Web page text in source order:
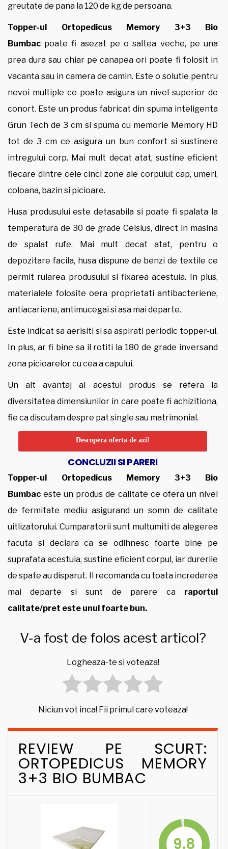
greutate de pana la 120 de kg de persoana.
Topper-ul Ortopedicus Memory 3+3 Bio
Bumbac poate fi asezat pe o saltea veche, pe una
prea dura sau chiar pe canapea ori poate fi folosit in
vacanta sau in camera de camin. Este o solutie pentru
nevoi multiple ce poate asigura un nivel superior de
conort. Este un produs fabricat din spuma inteligenta
Grun Tech de 3 cm si spuma cu memorie Memory HD
tot de 3 cm ce asigura un bun confort si sustinere
intregului corp. Mai mult decat atat, sustine eficient
fiecare dintre cele cinci zone ale corpului: cap, umeri,
coloana, bazin si picioare.
Husa produsului este detasabila si poate fi spalata la
temperatura de 30 de grade Celsius, direct in masina
de spalat rufe. Mai mult decat atat, pentru o
depozitare facila, husa dispune de benzi de textile ce
permit rularea produsului si fixarea acestuia. In plus,
materialele folosite oera proprietati antibacteriene,
antiacariene, antimucegai si asa mai departe.
Este indicat sa aerisiti si sa aspirati periodic topper-ul.
In plus, ar fi bine sa il rotiti la 180 de grade inversand
zona picioarelor cu cea a capului.
Un alt avantaj al acestui produs se refera la
diversitatea dimensiunilor in care poate fi achizitiona,
fie ca discutam despre pat single sau matrimonial.
Descopera oferta de azi!
CONCLUZII SI PARERI
Topper-ul Ortopedicus Memory 3+3 Bio
Bumbaceste un produs de calitate ce ofera un nivel
de fermitate mediu asigurand un somn de calitate
uitlizatorului. Cumparatorii sunt multumiti de alegerea
facuta si declara ca se odihnesc foarte bine pe
suprafata acestuia, sustine eficient corpul, iar durerile
de spate au disparut. Il recomanda cu toata increderea
mai departe si sunt de parere ca raportul
calitate/pret este unul foarte bun.
V-a fost de folos acest articol?
Logheaza-te si voteaza!
Niciun vot inca! Fii primul care voteaza!
REVIEW PE SCURT:
ORTOPEDICUS MEMORY
3+3 BIO BUMBAC
9.8